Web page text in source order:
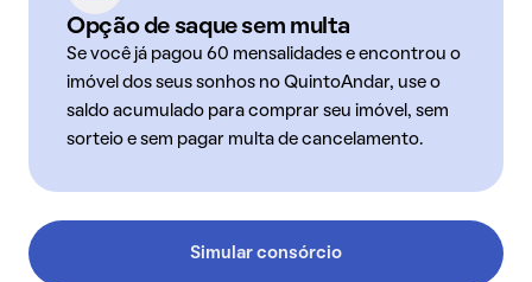
Opção de saque sem multa
Se você já pagou 60 mensalidades e encontrou o
imóvel dos seus sonhos no QuintoAndar, use o
saldo acumulado para comprar seu imóvel, sem
sorteio e sem pagar multa de cancelamento.
Simular consórcio